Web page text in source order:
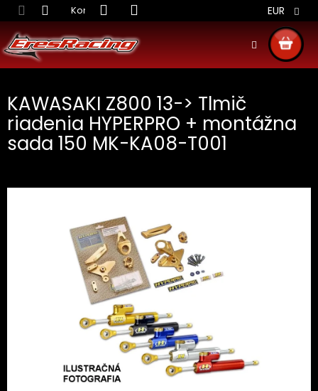
Prejsť
na
obsah
Kontakt Obchodné podmienky Doprava
EUR
KOŠÍK
KAWASAKI Z800 13-> Tlmič
riadenia HYPERPRO + montážna
sada 150 MK-KA08-T001